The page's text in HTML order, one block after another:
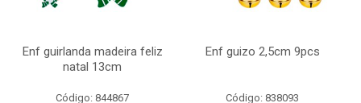
Enf guirlanda madeira feliz
natal 13cm
Código: 844867
Enf guizo 2,5cm 9pcs
Código: 838093